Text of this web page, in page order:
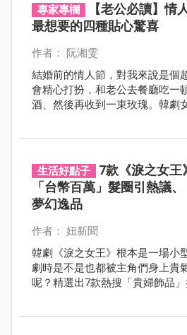
專家專欄
【老公必讀】情
最想要的四種貼心驚喜
作者： 阮湘雯
結婚前的情人節，對我來說是個
會精心打扮，和老公去餐廳吃一
酒、然後再收到一束玫瑰。韓劇
生活好點子
7款《淚之女王
「台幣百萬」髮圈引熱議
夢幻逸品
作者： 妞新聞
韓劇《淚之女王》根本是一場小
劇時是不是也都被主角們身上貴
呢？精選出7款熱搜「貴婦飾品